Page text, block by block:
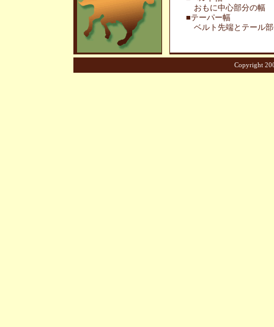
おもに中心部分の幅
■テーパー幅
ベルト先端とテール
Copyright